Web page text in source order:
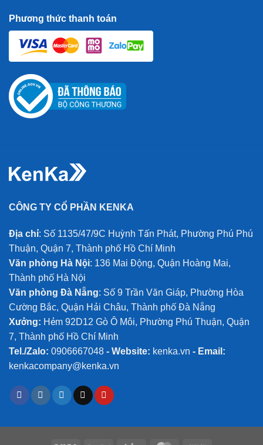
Phương thức thanh toán
CÔNG TY CỔ PHẦN KENKA
Địa chỉ: Số 1135/47/9C Huỳnh Tấn Phát, Phường Phú Phú
Thuận, Quận 7, Thành phố Hồ Chí Minh
Văn phòng Hà Nội: 136 Mai Động, Quận Hoàng Mai,
Thành phố Hà Nội
Văn phòng Đà Nẵng: Số 9 Trần Văn Giáp, Phường Hòa
Cường Bắc, Quận Hải Châu, Thành phố Đà Nẵng
Xưởng: Hẻm 92D12 Gò Ô Môi, Phường Phú Thuận, Quận
7, Thành phố Hồ Chí Minh
Tel./Zalo: 0906667048 - Website: kenka.vn - Email:
kenkacompany@kenka.vn